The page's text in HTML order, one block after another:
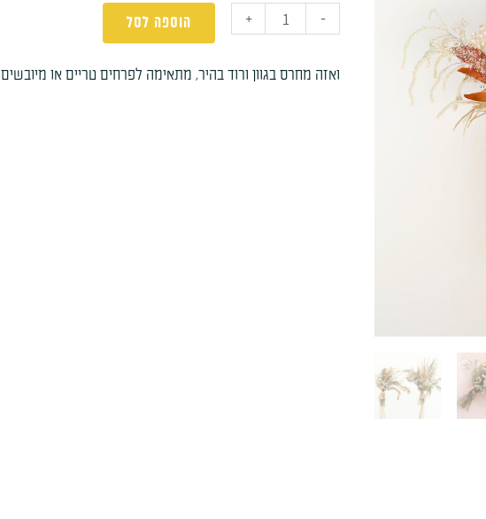
-
+
הוספה לסל
ואזה מחרס בגוון ורוד בהיר, מתאימה לפרחים טריים או מיובשים